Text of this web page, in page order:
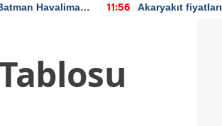
Havalimanı
11:56
Akaryakıt